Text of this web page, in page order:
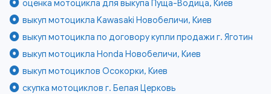
оценка мотоцикла для выкупа Пуща-Водица, Киев
выкуп мотоцикла Kawasaki Новобеличи, Киев
выкуп мотоцикла по договору купли продажи г. Яготин
выкуп мотоцикла Honda Новобеличи, Киев
выкуп мотоциклов Осокорки, Киев
скупка мотоциклов г. Белая Церковь